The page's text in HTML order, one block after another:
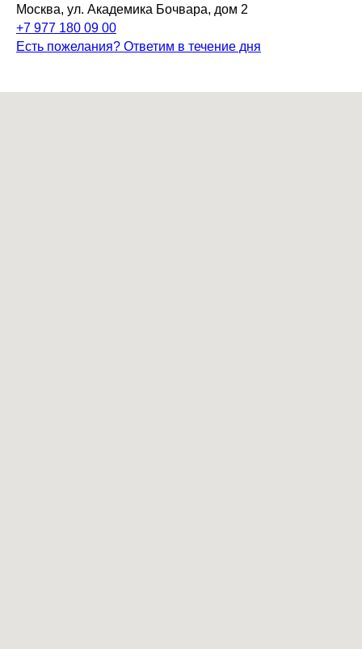
Москва, ул. Академика Бочвара, дом 2
+7 977 180 09 00
Есть пожелания? Ответим в течение дня